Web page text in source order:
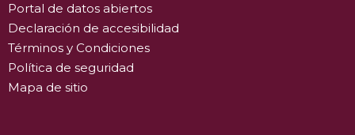
Portal de datos abiertos
Declaración de accesibilidad
Términos y Condiciones
Política de seguridad
Mapa de sitio